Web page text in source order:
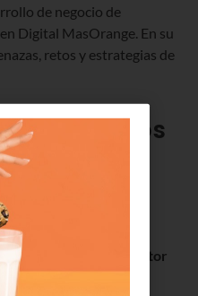
de negocio de
Digital MasOrange. En su
retos y estrategias de
liderados
ciberseguridad? Así lo
como origen el
factor
de España).